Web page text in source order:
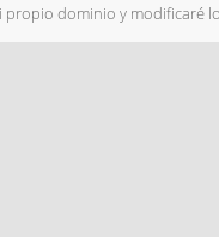
propio dominio y modificaré